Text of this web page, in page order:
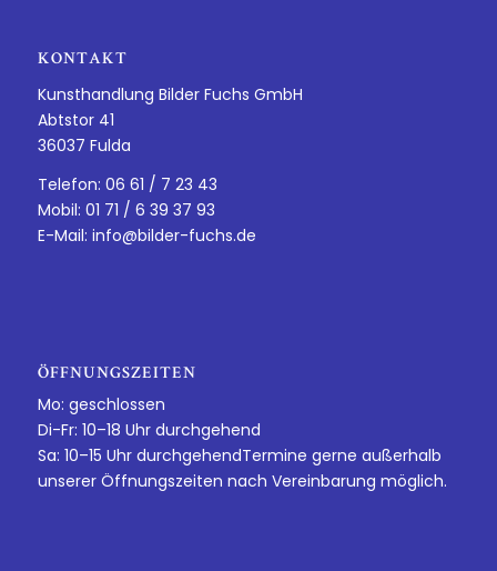
KONTAKT
Kunsthandlung Bilder Fuchs GmbH
Abtstor 41
36037 Fulda
Telefon: 06 61 / 7 23 43
Mobil: 01 71 / 6 39 37 93
E-Mail: info@bilder-fuchs.de
ÖFFNUNGSZEITEN
Mo: geschlossen
Di-Fr: 10–18 Uhr durchgehend
Sa: 10–15 Uhr durchgehendTermine gerne außerhalb
unserer Öffnungszeiten nach Vereinbarung möglich.